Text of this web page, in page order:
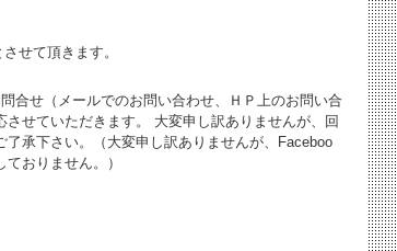
せて頂きます。
合せ（メールでのお問い合わせ、ＨＰ上のお問い合
せていただきます。 大変申し訳ありませんが、回
承下さい。（大変申し訳ありませんが、Faceboo
おりません。）